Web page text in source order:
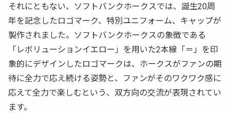
それにともない、ソフトバンクホークスでは、誕生20周
年を記念したロゴマーク、特別ユニフォーム、キャップが
製作されました。ソフトバンクホークスの象徴である
「レボリューションイエロー」を用いた2本線「＝」を印
象的にデザインしたロゴマークは、ホークスがファンの期
待に全力で応え続ける姿勢と、ファンがそのワクワク感に
応えて全力で楽しむという、双方向の交流が表現されてい
ます。